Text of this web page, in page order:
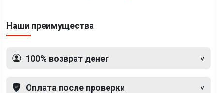
Наши преимущества
100% возврат денег
Оплата после проверки